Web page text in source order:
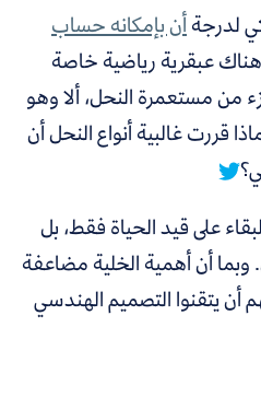
لدرجةأن بإمكانه حساب
عبقرية رياضية خاصة
مستعمرة النحل، ألا وهو
قررت غالبية أنواع النحل أن
على قيد الحياة فقط، بل
أن أهمية الخلية مضاعفة
أن يتقنوا التصميم الهندسي